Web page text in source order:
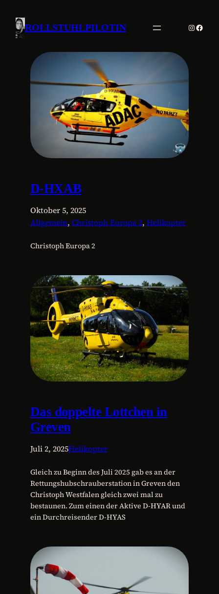
ROLLSTUHLPILOTIN
D-HXAB
Oktober 5, 2025
Allgemein, Christoph Europa 2, Helikopter
Christoph Europa 2
Das doppelte Lottchen in
Greven
Juli 2, 2025Helikopter
Gleich zu Beginn des Juli 2025 gab es an der
Rettungshubschrauberstation in Greven den
Christoph Westfalen gleich zwei mal zu
bestaunen. Zum einen der Aktive D-HYAR und
ein Durchreisender D-HYAS